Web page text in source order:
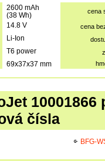
2600 mAh
(38 Wh)
cena
14.8 V
cena
Li-Ion
T6 power
69x37x37 mm
10001866
čísla
BFG-